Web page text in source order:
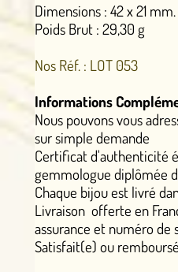
Dimensions : 42 x 21 mm.
Poids Brut : 29,30 g
Nos Réf. : LOT 053
Informations
Nous pouvons vous
sur simple demande
Certificat d'authenticité
gemmologue diplômée
Chaque bijou est livré
Livraison offerte en
assurance et numéro de
Satisfait(e) ou